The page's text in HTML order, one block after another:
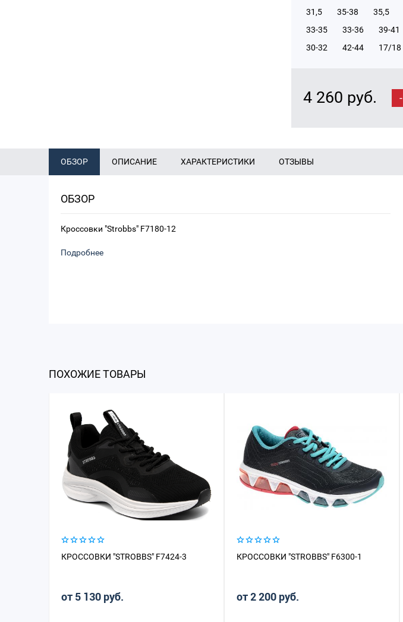
31,5
35-38 35,5
33-35
33-36 39-41
30-32
42-44 17/18
4 260 руб. -
ОБЗОР ОПИСАНИЕ ХАРАКТЕРИСТИКИ ОТЗЫВЫ
ОБЗОР
Кроссовки "Strobbs" F7180-12
Подробнее
ПОХОЖИЕ ТОВАРЫ
КРОССОВКИ "STROBBS" F7424-3
от 5 130 руб.
КРОССОВКИ "STROBBS" F6300-1
от 2 200 руб.